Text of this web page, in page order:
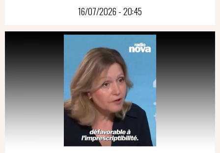
16/07/2026 - 20:45